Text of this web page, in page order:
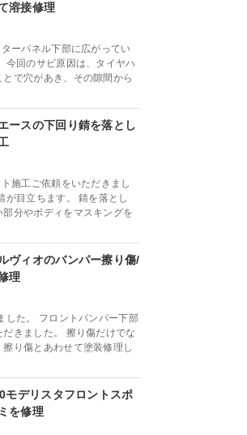
溶接修理
ーパネル下部に広がってい
今回のサビ原因は、タイヤハ
で穴があき、その隙間から
ースの下回り錆を落とし
施工ご依頼をいただきまし
が目立ちます。 錆を落とし
分やボディをマスキングを
ヴィオのバンパー擦り傷/
理
した。 フロントバンパー下部
きました。 擦り傷だけでな
り傷とあわせて塗装修理し
モデリスタフロントスポ
を修理